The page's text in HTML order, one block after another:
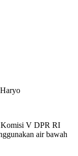
Komisi V DPR RI
air bawah